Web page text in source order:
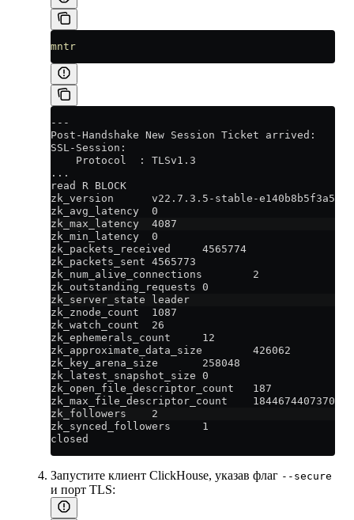
mntr
---
Post-Handshake New Session Ticket arrived:
SSL-Session:
    Protocol  : TLSv1.3
...
read R BLOCK
zk_version      v22.7.3.5-stable-
zk_avg_latency  0
zk_max_latency  4087
zk_min_latency  0
zk_packets_received     4565774
zk_packets_sent 4565773
zk_num_alive_connections        2
zk_outstanding_requests 0
zk_server_state leader
zk_znode_count  1087
zk_watch_count  26
zk_ephemerals_count     12
zk_approximate_data_size        426062
zk_key_arena_size       258048
zk_latest_snapshot_size 0
zk_open_file_descriptor_count   187
zk_max_file_descriptor_count
zk_followers    2
zk_synced_followers     1
closed
Запустите клиент ClickHouse, указав флаг --secure
и порт TLS: